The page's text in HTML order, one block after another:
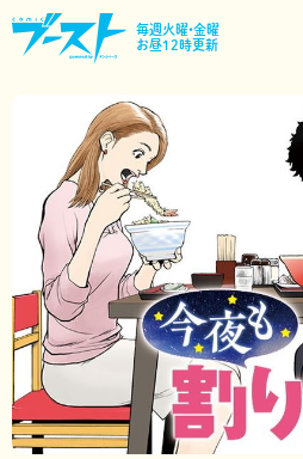
毎週火曜•金曜
お昼12時更新